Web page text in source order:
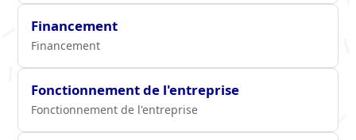
Financement
Financement
Fonctionnement de l'entreprise
Fonctionnement de l'entreprise